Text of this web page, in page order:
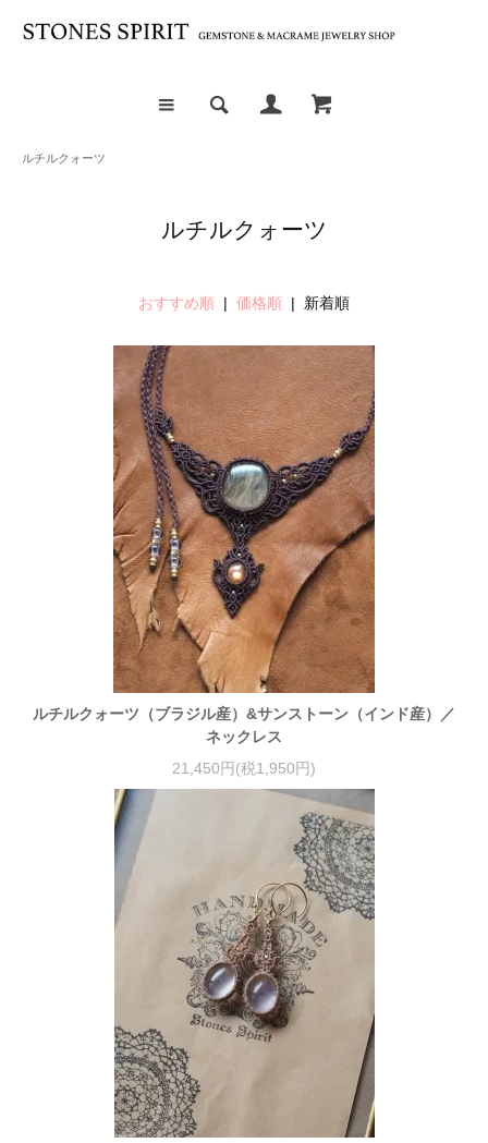
ルチルクォーツ
ルチルクォーツ
おすすめ順 | 価格順 | 新着順
ルチルクォーツ（ブラジル産）&サンストーン（インド産）／
ネックレス
21,450円(税1,950円)